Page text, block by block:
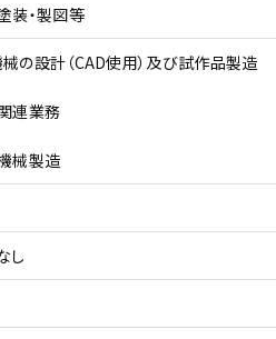
装・製図等
械の設計（CAD使用）及び試作品製造
連業務
械製造
し